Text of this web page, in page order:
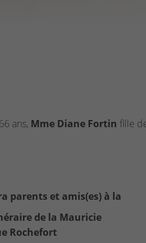
ans, Mme Diane Fortin fille
parents et amis(es) à la
de la Mauricie
Rochefort